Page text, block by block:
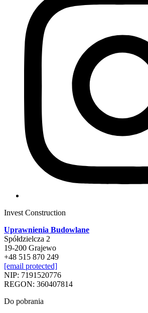
Invest Construction
Uprawnienia Budowlane
Spółdzielcza 2
19-200 Grajewo
+48 515 870 249
[email protected]
NIP: 7191520776
REGON: 360407814
Do pobrania